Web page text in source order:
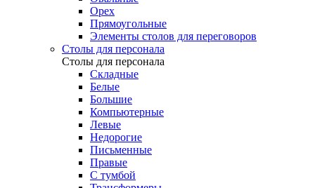
Орех
Прямоугольные
Элементы столов для переговоров
Столы для персонала
Столы для персонала
Cкладные
Белые
Большие
Компьютерные
Левые
Недорогие
Письменные
Правые
С тумбой